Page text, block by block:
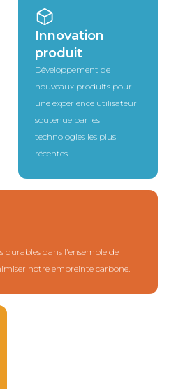
Innovation
produit
Développement de
nouveaux produits pour
une expérience utilisateur
soutenue par les
technologies les plus
récentes.
durables dans l'ensemble de
notre empreinte carbone.